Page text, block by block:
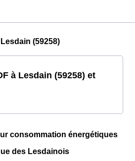
(59258)
à Lesdain (59258) et
consommation énergétiques
des Lesdainois